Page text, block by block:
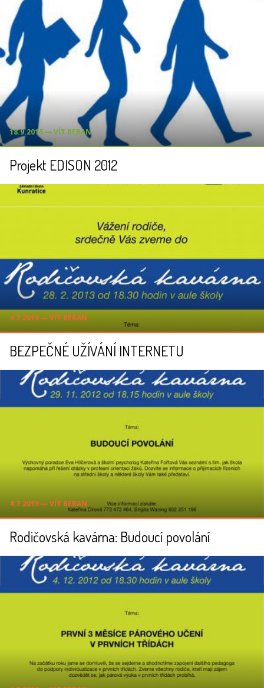
18.9.2015 ― VÍT BERAN
Projekt EDISON 2012
4.7.2019 ― VÍT BERAN
BEZPEČNÉ UŽÍVÁNÍ INTERNETU
4.7.2019 ― VÍT BERAN
Rodičovská kavárna: Budoucí povolání